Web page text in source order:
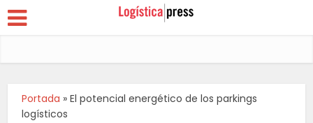
Portada »El potencial energético de los parkings
logísticos